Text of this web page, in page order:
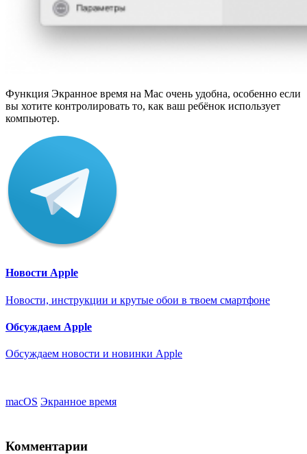
Функция Экранное время на Mac очень удобна, особенно если
вы хотите контролировать то, как ваш ребёнок использует
компьютер.
Новости Apple
Новости, инструкции и крутые обои в твоем смартфоне
Обсуждаем Apple
Обсуждаем новости и новинки Apple
macOS Экранное время
Комментарии